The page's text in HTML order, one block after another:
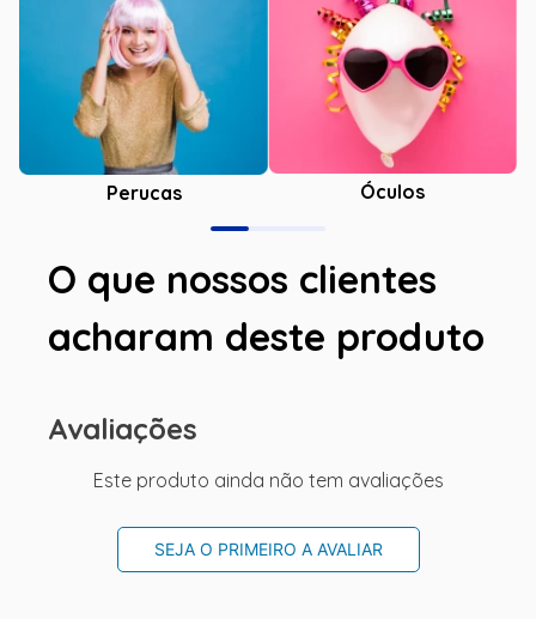
Perucas Óculos
O que nossos clientes
acharam deste produto
Avaliações
Este produto ainda não tem avaliações
SEJA O PRIMEIRO A AVALIAR